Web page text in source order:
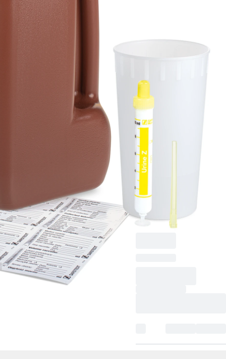
UriSet 24, Komplett-
Urinsammlung, max.
Arbeitsvolumen: 3 l, Ø
Öffnung: 83,5 mm,
ohne Präparierung,
braun, mit
Lichtschutz, graduiert,
Material: PE,
Verschluss: gelb, mit
Urin-Monovette®
10 ml, 30
Stück/Karton